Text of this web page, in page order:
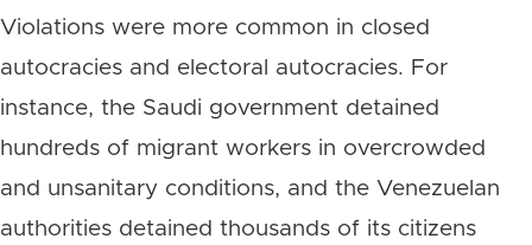
Violations were more common in closed
autocracies and electoral autocracies. For
instance, the Saudi government detained
hundreds of migrant workers in overcrowded
and unsanitary conditions, and the Venezuelan
authorities detained thousands of its citizens